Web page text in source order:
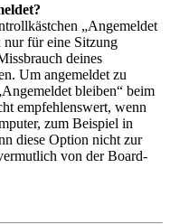
„Angemeldet
nur für eine Sitzung
deines
Um angemeldet zu
bleiben“ beim
empfehlenswert, wenn
zum Beispiel in
diese Option nicht zur
von der Board-